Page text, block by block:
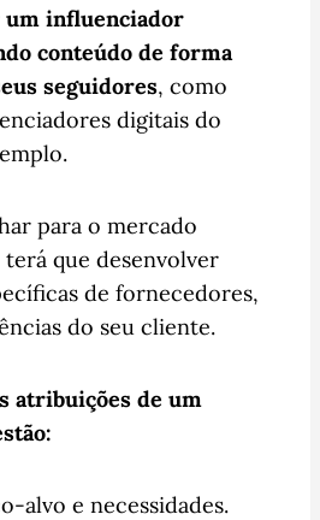
um influenciador
conteúdo de forma
seguidores, como
digitais do
para o mercado
que desenvolver
de fornecedores,
do seu cliente.
atribuições de um
alvo e necessidades.